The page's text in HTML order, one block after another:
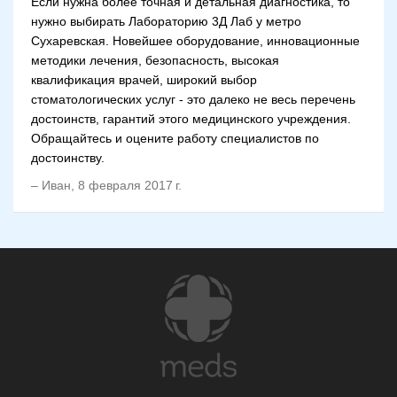
нужно выбирать Лабораторию 3Д Лаб у метро
Сухаревская. Новейшее оборудование, инновационные
методики лечения, безопасность, высокая
квалификация врачей, широкий выбор
стоматологических услуг - это далеко не весь перечень
достоинств, гарантий этого медицинского учреждения.
Обращайтесь и оцените работу специалистов по
достоинству.
– Иван 8 февраля 2017 г.